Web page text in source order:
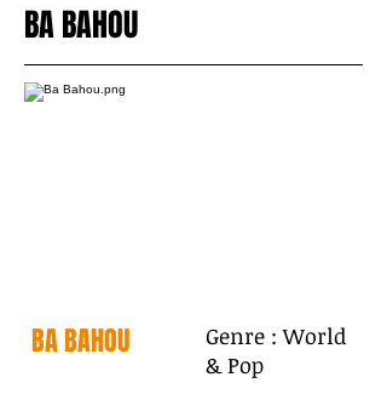
BA BAHOU
BA BAHOU
Genre : World
& Pop